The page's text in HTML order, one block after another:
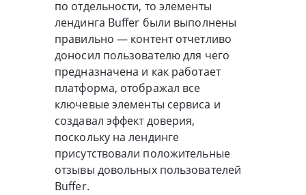
по отдельности, то элементы
лендинга Buffer были выполнены
правильно — контент отчетливо
доносил пользователю для чего
предназначена и как работает
платформа, отображал все
ключевые элементы сервиса и
создавал эффект доверия,
поскольку на лендинге
присутствовали положительные
отзывы довольных пользователей
Buffer.